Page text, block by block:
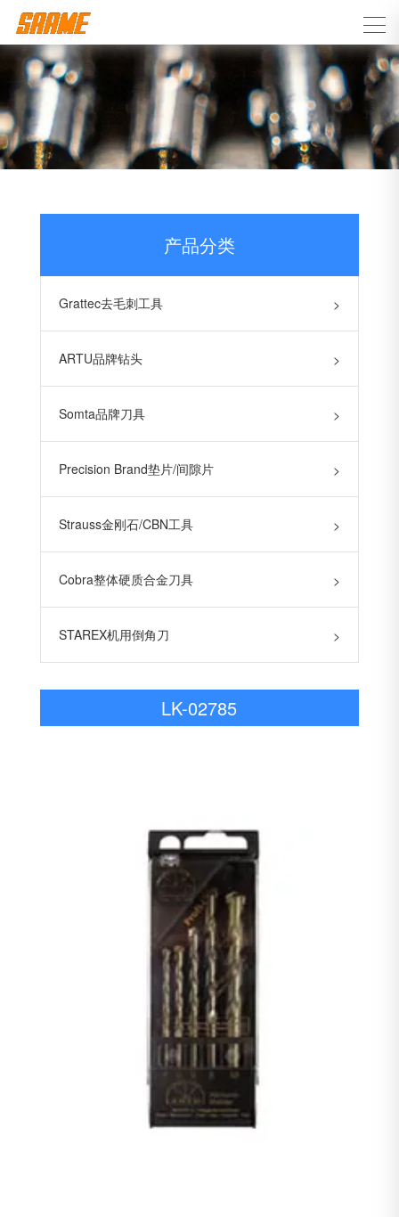
产品分类
Grattec去毛刺工具 >
ARTU品牌钻头 >
Somta品牌刀具 >
Precision Brand垫片/间隙片 >
Strauss金刚石/CBN工具 >
Cobra整体硬质合金刀具 >
STAREX机用倒角刀 >
LK-02785